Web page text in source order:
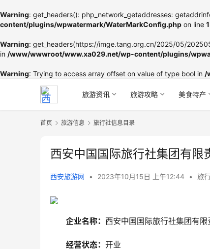
Warning: get_headers(): php_network_getaddresses:
content/plugins/wpwatermark/WaterMarkConfig.php on line
Warning: get_headers(https://imge.tang.org.cn/2025/05/
in /www/wwwroot/www.xa029.net/wp-content/plugins/
Warning: Trying to access array offset on value of type bool in /
旅游资讯 旅游攻略 美食特产
首页 旅游信息 旅行社信息目录
西安中国国际旅行社集团有限
西安旅游网 • 2023年10月15日 上午12:44 • 旅
企业名称： 西安中国国际旅行社集团有
经营状态： 开业